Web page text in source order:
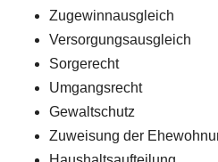
Zugewinnausgleich
Versorgungsausgleich
Sorgerecht
Umgangsrecht
Gewaltschutz
Zuweisung der